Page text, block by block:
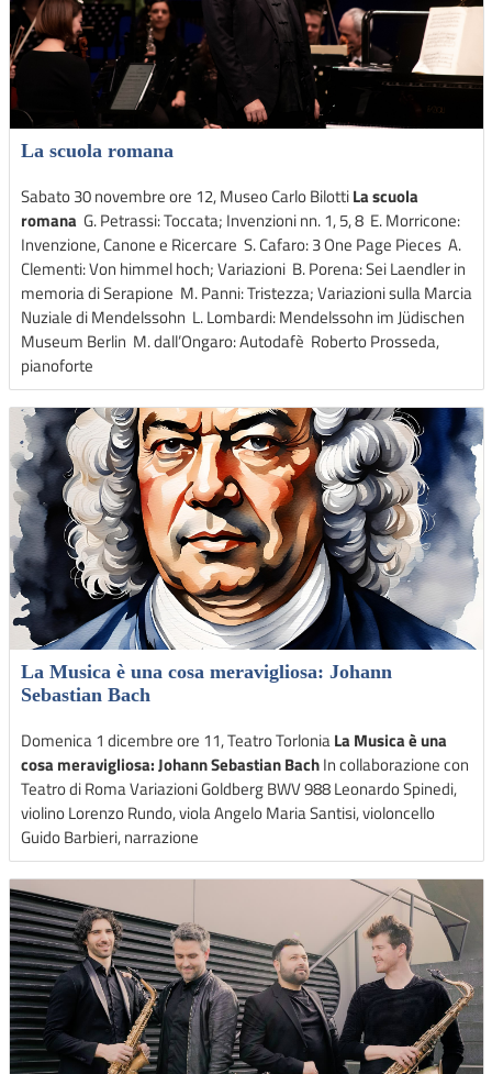
La scuola romana
Sabato 30 novembre ore 12, Museo Carlo BilottiLa scuola
romana G. Petrassi: Toccata; Invenzioni nn. 1, 5, 8 E. Morricone:
Invenzione, Canone e Ricercare S. Cafaro: 3 One Page Pieces A.
Clementi: Von himmel hoch; Variazioni B. Porena: Sei Laendler in
memoria di Serapione M. Panni: Tristezza; Variazioni sulla Marcia
Nuziale di Mendelssohn L. Lombardi: Mendelssohn im Jüdischen
Museum Berlin M. dall’Ongaro: Autodafè Roberto Prosseda,
pianoforte
La Musica è una cosa meravigliosa: Johann
Sebastian Bach
Domenica 1 dicembre ore 11, Teatro TorloniaLa Musica è una
cosa meravigliosa: Johann Sebastian BachIn collaborazione con
Teatro di Roma Variazioni Goldberg BWV 988 Leonardo Spinedi,
violino Lorenzo Rundo, viola Angelo Maria Santisi, violoncello
Guido Barbieri, narrazione